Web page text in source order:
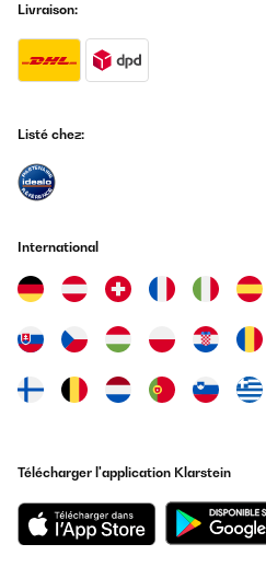
Livraison:
Listé chez:
International
Télécharger l'application Klarstein